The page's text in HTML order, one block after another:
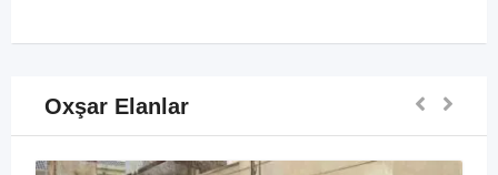
Oxşar Elanlar